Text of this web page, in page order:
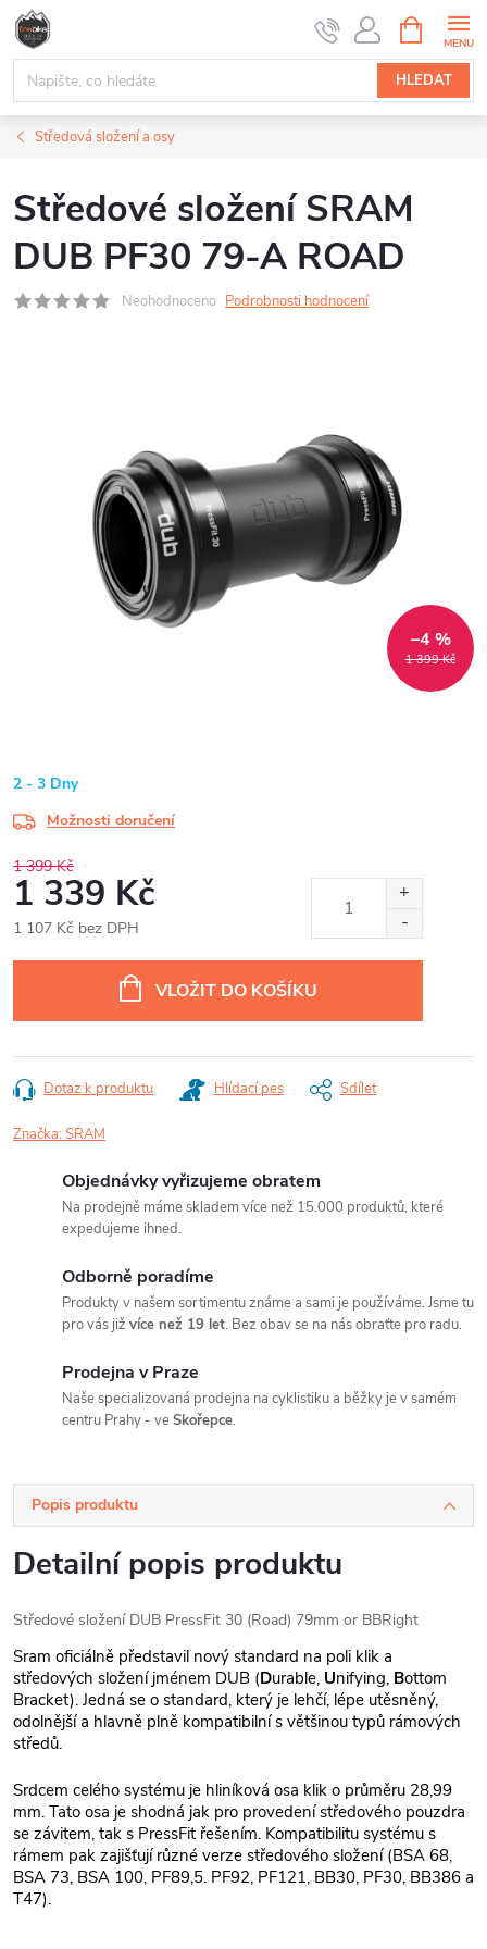
Přejít
obsah
HLEDAT
NÁKUPNÍ
KOŠÍK
Středová složení a osy
Středové složení SRAM
DUB PF30 79-A ROAD
Neohodnoceno Podrobnosti hodnocení
1 399 Kč
–4 %
2 - 3 Dny
Možnosti doručení
1 399 Kč
1 339 Kč
1 107 Kč bez DPH
VLOŽIT DO KOŠÍKU
Dotaz k produktu Hlídací pes Sdílet
Značka:SRAM
Objednávky vyřizujeme obratem
Na prodejně máme skladem více než 15.000 produktů, které
expedujeme ihned.
Odborně poradíme
Produkty v našem sortimentu známe a sami je používáme. Jsme tu
pro vás již více než 19 let. Bez obav se na nás obraťte pro radu.
Prodejna v Praze
Naše specializovaná prodejna na cyklistiku a běžky je v samém
centru Prahy - veSkořepce.
Popis produktu
Detailní popis produktu
Středové složení DUB PressFit 30 (Road) 79mm or BBRight
Sram oficiálně představil nový standard na poli klik a
středových složení jménem DUB (Durable, Unifying, Bottom
Bracket). Jedná se o standard, který je lehčí, lépe utěsněný,
odolnější a hlavně plně kompatibilní s většinou typů rámových
středů.
Srdcem celého systému je hliníková osa klik o průměru 28,99
mm. Tato osa je shodná jak pro provedení středového pouzdra
se závitem, tak s PressFit řešením. Kompatibilitu systému s
rámem pak zajišťují různé verze středového složení (BSA 68,
BSA 73, BSA 100, PF89,5. PF92, PF121, BB30, PF30, BB386 a
T47).